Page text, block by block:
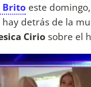
Brito este
detrás de la
Cirio sobre el